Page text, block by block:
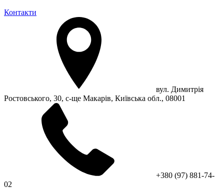
Контакти
вул. Димитрія
Ростовського, 30, с-ще Макарів, Київська обл., 08001
+380 (97) 881-74-
02